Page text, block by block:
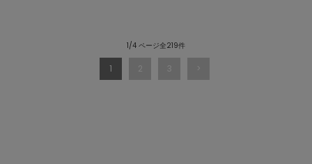
1/4 ページ全219件
1 2 3